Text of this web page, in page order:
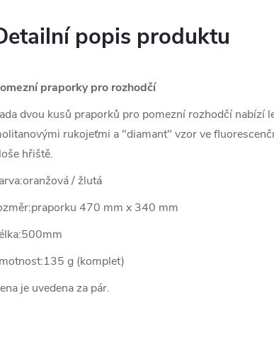
popis produktu
praporky pro rozhodčí
dvou kusů praporků pro pomezní rozhodčí
rukojeťmi a "diamant" vzor ve
hřiště.
/ žlutá
470 mm x 340 mm
g (komplet)
je uvedena za pár.